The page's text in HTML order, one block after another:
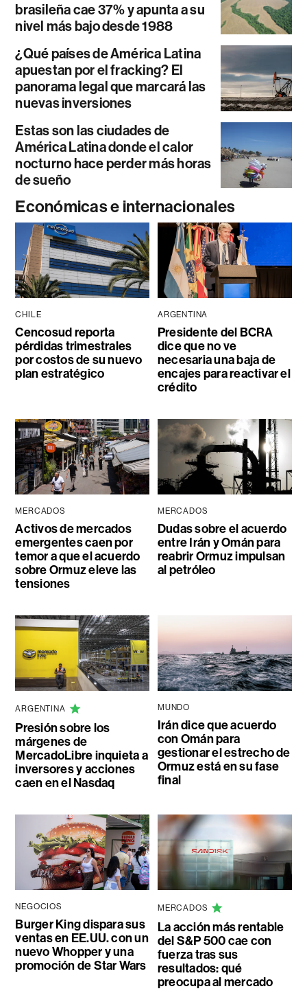
brasileña cae 37% y apunta a su
nivel más bajo desde 1988
¿Qué países de América Latina
apuestan por el fracking? El
panorama legal que marcará las
nuevas inversiones
Estas son las ciudades de
América Latina donde el calor
nocturno hace perder más horas
de sueño
Económicas e internacionales
CHILE
Cencosud reporta
pérdidas trimestrales
por costos de su nuevo
plan estratégico
ARGENTINA
Presidente del BCRA
dice que no ve
necesaria una baja de
encajes para reactivar el
crédito
MERCADOS
Activos de mercados
emergentes caen por
temor a que el acuerdo
sobre Ormuz eleve las
tensiones
MERCADOS
Dudas sobre el acuerdo
entre Irán y Omán para
reabrir Ormuz impulsan
al petróleo
ARGENTINA
Presión sobre los
márgenes de
MercadoLibre inquieta a
inversores y acciones
caen en el Nasdaq
MUNDO
Irán dice que acuerdo
con Omán para
gestionar el estrecho de
Ormuz está en su fase
final
NEGOCIOS
Burger King dispara sus
ventas en EE.UU. con un
nuevo Whopper y una
promoción de Star Wars
MERCADOS
La acción más rentable
del S&P 500 cae con
fuerza tras sus
resultados: qué
preocupa al mercado